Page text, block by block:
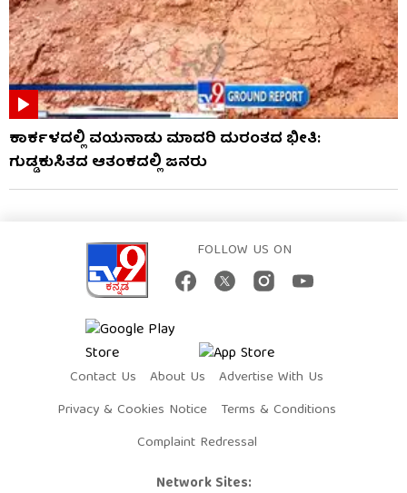
ಕಾರ್ಕಳದಲ್ಲಿ ವಯನಾಡು ಮಾದರಿ ದುರಂತದ ಭೀತಿ:
ಗುಡ್ಡಕುಸಿತದ ಆತಂಕದಲ್ಲಿ ಜನರು
FOLLOW US ON
Contact Us About Us
Advertise With Us
Privacy & Cookies Notice
Terms & Conditions
Complaint Redressal
Network Sites: